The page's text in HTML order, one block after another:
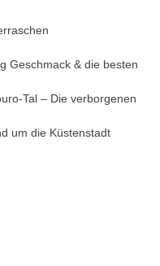
Geschmack & die besten
Tal – Die verborgenen
um die Küstenstadt